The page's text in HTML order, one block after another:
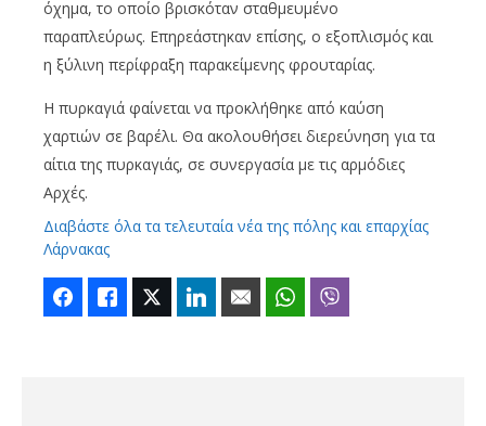
όχημα, το οποίο βρισκόταν σταθμευμένο
παραπλεύρως. Επηρεάστηκαν επίσης, ο εξοπλισμός και
η ξύλινη περίφραξη παρακείμενης φρουταρίας.
Η πυρκαγιά φαίνεται να προκλήθηκε από καύση
χαρτιών σε βαρέλι. Θα ακολουθήσει διερεύνηση για τα
αίτια της πυρκαγιάς, σε συνεργασία με τις αρμόδιες
Αρχές.
Διαβάστε όλα τα τελευταία νέα της πόλης και επαρχίας
Λάρνακας
FacebookLike Twitter LinkedIn Email WhatsApp